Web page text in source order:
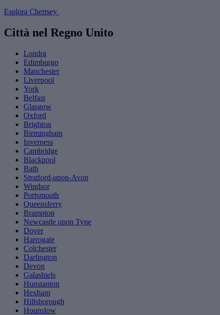
Esplora Chertsey
Città nel Regno Unito
Londra
Edimburgo
Manchester
Liverpool
York
Belfast
Glasgow
Oxford
Brighton
Birmingham
Inverness
Cambridge
Blackpool
Bath
Stratford-upon-Avon
Windsor
Portsmouth
Queensferry
Brampton
Newcastle upon Tyne
Dover
Harrogate
Colchester
Darlington
Devon
Galashiels
Hunstanton
Hexham
Hillsborough
Hounslow